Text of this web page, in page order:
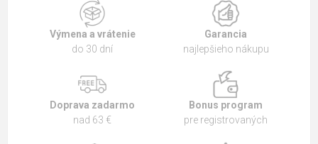
Výmena a vrátenie
do 30 dní
Garancia
najlepšieho nákupu
Doprava zadarmo
nad 63 €
Bonus program
pre registrovaných